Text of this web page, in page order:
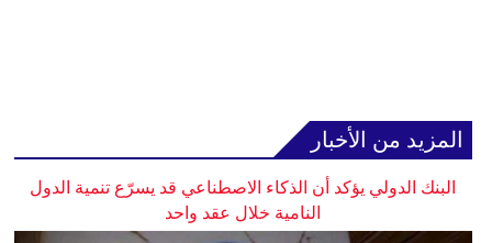
المزيد من الأخبار
البنك الدولي يؤكد أن الذكاء الاصطناعي قد يسرّع تنمية الدول
النامية خلال عقد واحد